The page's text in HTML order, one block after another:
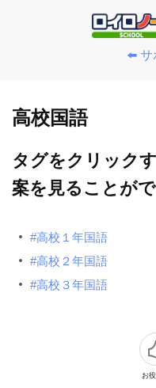
⬅️ サ
高校国語
タグをクリック
案を見ることが
#高校１年国語
#高校２年国語
#高校３年国語
お